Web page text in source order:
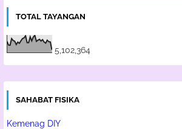
TOTAL TAYANGAN
5,102,364
SAHABAT FISIKA
Kemenag DIY